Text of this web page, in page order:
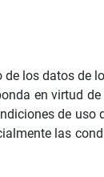
los datos de
en virtud
de
las